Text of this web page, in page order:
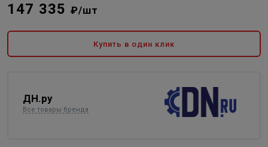
147 335 ₽/шт
Купить в один клик
ДН.ру
Все товары бренда